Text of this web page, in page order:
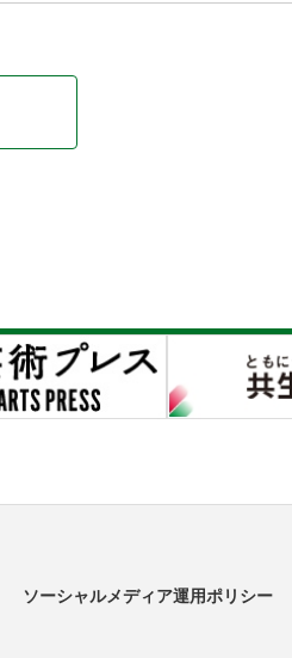
ソーシャルメディア運用ポリシー